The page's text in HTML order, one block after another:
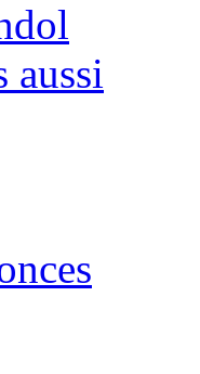
aussi